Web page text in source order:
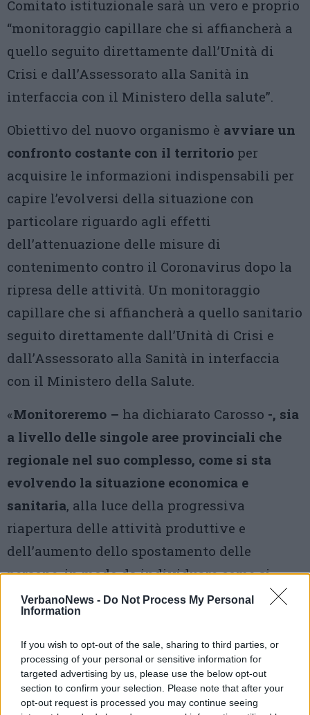
VerbanoNews - Do Not Process My Personal
Information
If you wish to opt-out of the sale, sharing to third parties, or
processing of your personal or sensitive information for
targeted advertising by us, please use the below opt-out
section to confirm your selection. Please note that after your
opt-out request is processed you may continue seeing
Comitato istituzionale sarà un vero e proprio
“monitoraggio capillare che si affiancherà a
quello seguito direttamente dall’Unità di
Crisi e dall’Assessorato alla Sanità in
interfaccia con il Ministero della salute”.
Obiettivo del nuovo organismo è avviare un
confronto costante con il territorio per
acquisire le informazioni indispensabili per
capire l’evolversi della situazione con
particolare riguardo agli effetti
dell’attenuazione delle misure di
contenimento contro il Coronavirus dopo la
ripresa delle attività. Un monitoraggio
capillare che si affiancherà a quello sanitario
seguito direttamente dall’Unità di Crisi e
dall’Assessorato alla Sanità in interfaccia
con il Ministero della Salute.
«Monitoreremo – ha dichiarato Carosso -, sia
a livello delle singole aree provinciali che
regionale nel suo complesso, come si sta
evolvendo la situazione economica e
sanitaria, alla luce della progressiva
riapertura delle attività produttive e
dell’aumento dello spostamento delle
persone, in modo da individuare come si
suddividono gli eventuali nuovi contagi per
categorie sociali e produttive, ed intuire dove
e perché si potrebbero verificare zone o
settori sui quali concentrare l’attenzione per
evitare una nuova chiusura».